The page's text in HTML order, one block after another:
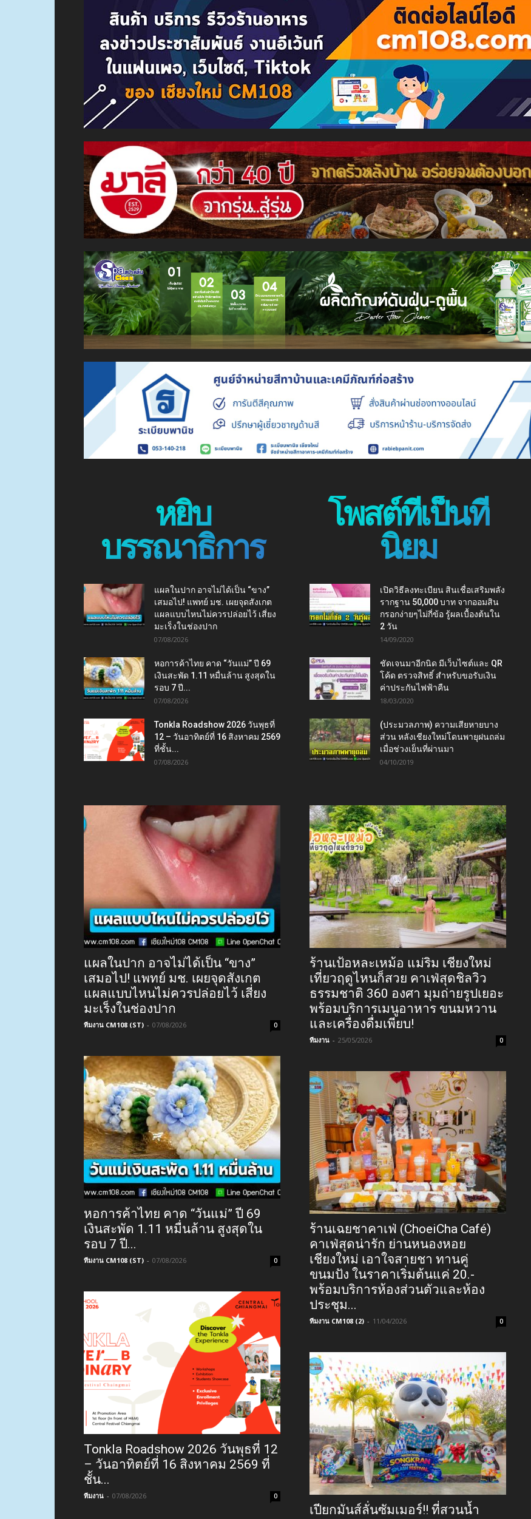
หยิบ
บรรณาธิการ
แผลในปาก อาจไม่ได้เป็น “ขาง”
เสมอไป! แพทย์ มช. เผยจุดสังเกต
แผลแบบไหนไม่ควรปล่อยไว้ เสี่ยง
มะเร็งในช่องปาก
07/08/2026
หอการค้าไทย คาด “วันแม่” ปี 69
เงินสะพัด 1.11 หมื่นล้าน สูงสุดใน
รอบ 7 ปี...
07/08/2026
Tonkla Roadshow 2026 วันพุธที่
12 – วันอาทิตย์ที่ 16 สิงหาคม 2569
ที่ชั้น...
07/08/2026
แผลในปาก อาจไม่ได้เป็น “ขาง”
เสมอไป! แพทย์ มช. เผยจุดสังเกต
แผลแบบไหนไม่ควรปล่อยไว้ เสี่ยง
มะเร็งในช่องปาก
ทีมงาน CM108 (ST) - 07/08/2026 0
หอการค้าไทย คาด “วันแม่” ปี 69
เงินสะพัด 1.11 หมื่นล้าน สูงสุดใน
รอบ 7 ปี...
ทีมงาน CM108 (ST) - 07/08/2026 0
Tonkla Roadshow 2026 วันพุธที่ 12
– วันอาทิตย์ที่ 16 สิงหาคม 2569 ที่
ชั้น...
ทีมงาน - 07/08/2026 0
โพสต์ที่เป็นที่
นิยม
เปิดวิธีลงทะเบียน สินเชื่อเสริมพลัง
รากฐาน 50,000 บาท จากออมสิน
กรอกง่ายๆไม่กี่ข้อ รู้ผลเบื้องต้นใน
2 วัน
14/09/2020
ชัดเจนมาอีกนิด มีเว็บไซต์และ QR
โค้ด ตรวจสิทธิ์ สำหรับขอรับเงิน
ค่าประกันไฟฟ้าคืน
18/03/2020
(ประมวลภาพ) ความเสียหายบาง
ส่วน หลังเชียงใหม่โดนพายุฝนถล่ม
เมื่อช่วงเย็นที่ผ่านมา
04/10/2019
ร้านเป้อหละเหม้อ แม่ริม เชียงใหม่
เที่ยวฤดูไหนก็สวย คาเฟ่สุดชิลวิว
ธรรมชาติ 360 องศา มุมถ่ายรูปเยอะ
พร้อมบริการเมนูอาหาร ขนมหวาน
และเครื่องดื่มเพียบ!
ทีมงาน - 25/05/2026 0
ร้านเฉยชาคาเฟ่ (ChoeiCha Café)
คาเฟ่สุดน่ารัก ย่านหนองหอย
เชียงใหม่ เอาใจสายชา ทานคู่
ขนมปัง ในราคาเริ่มต้นแค่ 20.-
พร้อมบริการห้องส่วนตัวและห้อง
ประชุม...
ทีมงาน CM108 (2) - 11/04/2026 0
เปียกมันส์ลั่นซัมเมอร์!! ที่สวนน้ำ